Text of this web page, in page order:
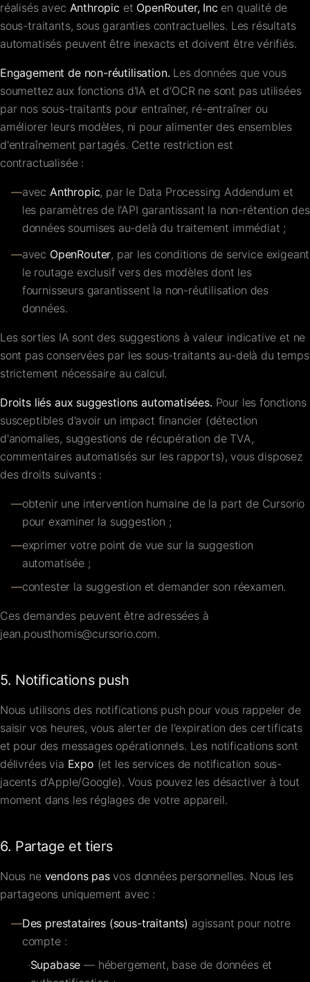
réalisés avec Anthropic et OpenRouter, Inc en qualité de
sous-traitants, sous garanties contractuelles. Les résultats
automatisés peuvent être inexacts et doivent être vérifiés.
Engagement de non-réutilisation. Les données que vous
soumettez aux fonctions d'IA et d'OCR ne sont pas utilisées
par nos sous-traitants pour entraîner, ré-entraîner ou
améliorer leurs modèles, ni pour alimenter des ensembles
d'entraînement partagés. Cette restriction est
contractualisée :
—avec Anthropic, par le Data Processing Addendum et
les paramètres de l'API garantissant la non-rétention des
données soumises au-delà du traitement immédiat ;
—avec OpenRouter, par les conditions de service exigeant
le routage exclusif vers des modèles dont les
fournisseurs garantissent la non-réutilisation des
données.
Les sorties IA sont des suggestions à valeur indicative et ne
sont pas conservées par les sous-traitants au-delà du temps
strictement nécessaire au calcul.
Droits liés aux suggestions automatisées. Pour les fonctions
susceptibles d'avoir un impact financier (détection
d'anomalies, suggestions de récupération de TVA,
commentaires automatisés sur les rapports), vous disposez
des droits suivants :
—obtenir une intervention humaine de la part de Cursorio
pour examiner la suggestion ;
—exprimer votre point de vue sur la suggestion
automatisée ;
—contester la suggestion et demander son réexamen.
Ces demandes peuvent être adressées à
jean.pousthomis@cursorio.com.
5. Notifications push
Nous utilisons des notifications push pour vous rappeler de
saisir vos heures, vous alerter de l'expiration des certificats
et pour des messages opérationnels. Les notifications sont
délivrées via Expo (et les services de notification sous-
jacents d'Apple/Google). Vous pouvez les désactiver à tout
moment dans les réglages de votre appareil.
6. Partage et tiers
Nous ne vendons pasvos données personnelles. Nous les
partageons uniquement avec :
—Des prestataires (sous-traitants) agissant pour notre
compte :
·Supabase — hébergement, base de données et